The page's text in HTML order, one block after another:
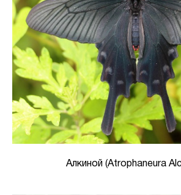
Алкиной (Atrophaneura